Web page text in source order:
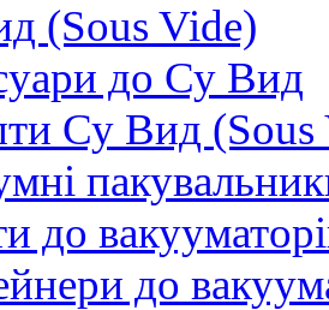
(Sous Vide)
до Су Вид
Су Вид (Sous
до
до